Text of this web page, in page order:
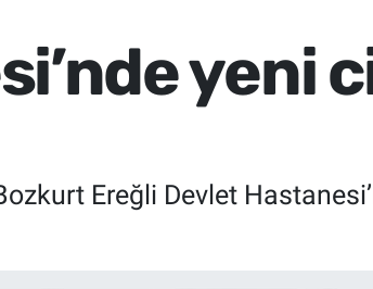
yeni
Ereğli Devlet